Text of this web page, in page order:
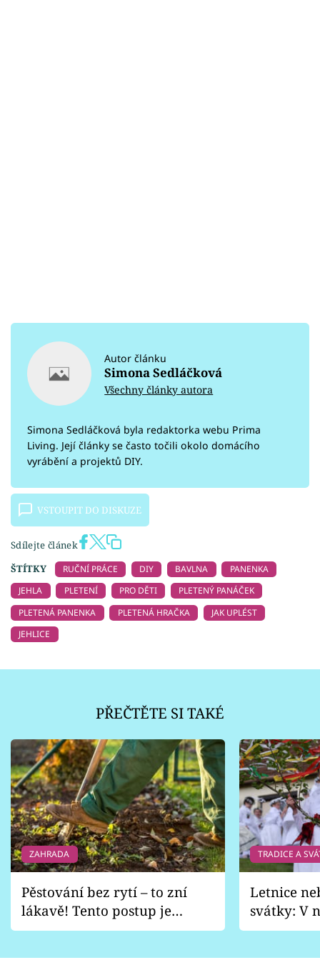
Autor článku
Simona Sedláčková
Všechny články autora
Simona Sedláčková byla redaktorka webu Prima
Living. Její články se často točili okolo domácího
vyrábění a projektů DIY.
VSTOUPIT DO DISKUZE
Sdílejte článek
ŠTÍTKY
RUČNÍ PRÁCE DIY BAVLNA
PANENKA
JEHLA
PLETENÍ PRO DĚTI
PLETENÝ PANÁČEK
PLETENÁ PANENKA
PLETENÁ HRAČKA
JAK UPLÉST
JEHLICE
PŘEČTĚTE SI TAKÉ
ZAHRADA
Pěstování bez rytí – to zní
lákavě! Tento postup je
vhodný jen pro některé
TRADICE A
Letnice
svátky: V
pondělí